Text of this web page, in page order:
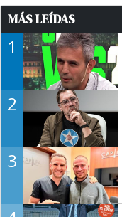
MÁS LEÍDAS
1
2
3